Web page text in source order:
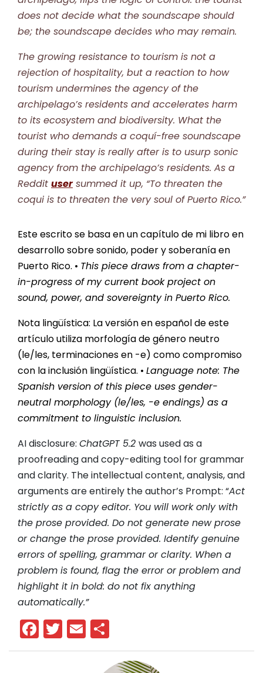
does not decide what the soundscape should
be; the soundscape decides who may remain.
The growing resistance to tourism is not a
rejection of hospitality, but a reaction to how
tourism undermines the agency of the
archipelago’s residents and accelerates harm
to its ecosystem and biodiversity. What the
tourist who demands a coquí-free soundscape
during their stay is really after is to usurp sonic
agency from the archipelago’s residents. As a
Reddit usersummed it up, “To threaten the
coqui is to threaten the very soul of Puerto Rico.”
Este escrito se basa en un capítulo de mi libro en
desarrollo sobre sonido, poder y soberanía en
Puerto Rico. • This piece draws from a chapter-
in-progress of my current book project on
sound, power, and sovereignty in Puerto Rico.
Nota lingüística: La versión en español de este
artículo utiliza morfología de género neutro
(le/les, terminaciones en -e) como compromiso
con la inclusión lingüística. • Language note: The
Spanish version of this piece uses gender-
neutral morphology (le/les, -e endings) as a
commitment to linguistic inclusion.
AI disclosure: ChatGPT 5.2 was used as a
proofreading and copy-editing tool for grammar
and clarity. The intellectual content, analysis, and
arguments are entirely the author’s Prompt: “Act
strictly as a copy editor. You will work only with
the prose provided. Do not generate new prose
or change the prose provided. Identify genuine
errors of spelling, grammar or clarity. When a
problem is found, flag the error or problem and
highlight it in bold: do not fix anything
automatically.”
Facebook
Twitter
Email